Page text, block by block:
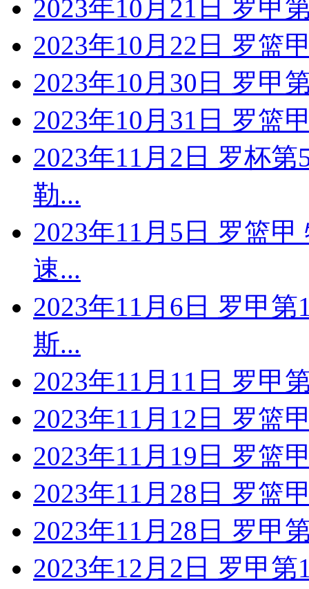
2023年10月21日 罗甲
2023年10月22日 罗篮
2023年10月30日 罗甲
2023年10月31日 罗篮
2023年11月2日 罗杯
勒...
2023年11月5日 罗篮
速...
2023年11月6日 罗甲
斯...
2023年11月11日 罗甲
2023年11月12日 罗篮
2023年11月19日 罗篮
2023年11月28日 罗篮
2023年11月28日 罗甲
2023年12月2日 罗甲